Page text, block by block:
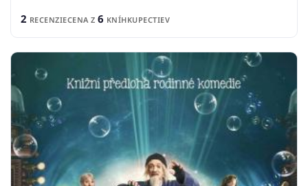
2 RECENZIECENA Z 6 KNÍHKUPECTIEV